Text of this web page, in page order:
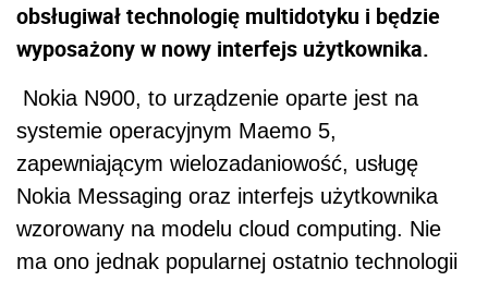
obsługiwał technologię multidotyku i będzie
wyposażony w nowy interfejs użytkownika.
Nokia N900, to urządzenie oparte jest na
systemie operacyjnym Maemo 5,
zapewniającym wielozadaniowość, usługę
Nokia Messaging oraz interfejs użytkownika
wzorowany na modelu cloud computing. Nie
ma ono jednak popularnej ostatnio technologii